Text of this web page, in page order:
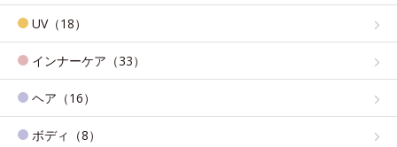
UV（18）
インナーケア（33）
ヘア（16）
ボディ（8）